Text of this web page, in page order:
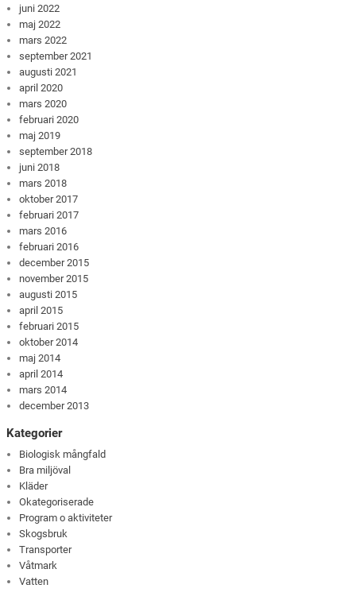
juni 2022
maj 2022
mars 2022
september 2021
augusti 2021
april 2020
mars 2020
februari 2020
maj 2019
september 2018
juni 2018
mars 2018
oktober 2017
februari 2017
mars 2016
februari 2016
december 2015
november 2015
augusti 2015
april 2015
februari 2015
oktober 2014
maj 2014
april 2014
mars 2014
december 2013
Kategorier
Biologisk mångfald
Bra miljöval
Kläder
Okategoriserade
Program o aktiviteter
Skogsbruk
Transporter
Våtmark
Vatten